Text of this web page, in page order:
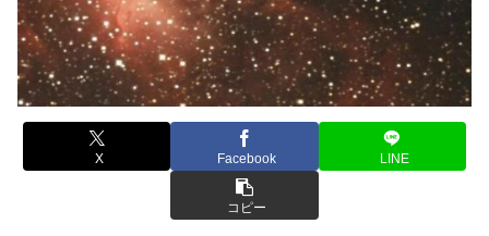
X Facebook LINE
コピー